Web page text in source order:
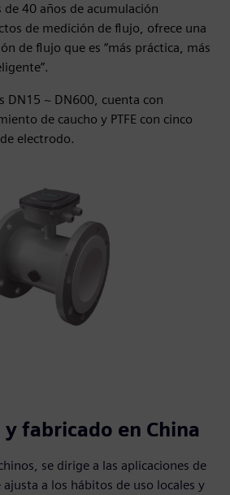
40 años de acumulación
de medición de flujo, ofrece una
de flujo que es “más práctica, más
DN15 ~ DN600, cuenta con
de caucho y PTFE con cinco
electrodo.
fabricado en China
se dirige a las aplicaciones de
a los hábitos de uso locales y